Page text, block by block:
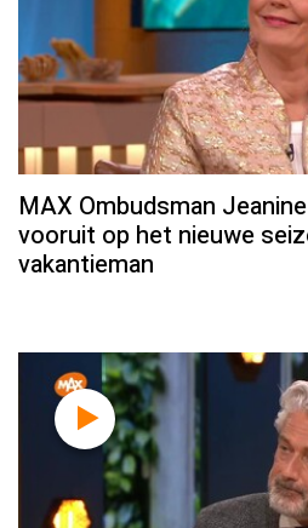
MAX Ombudsman
vooruit op het nieuwe
vakantieman